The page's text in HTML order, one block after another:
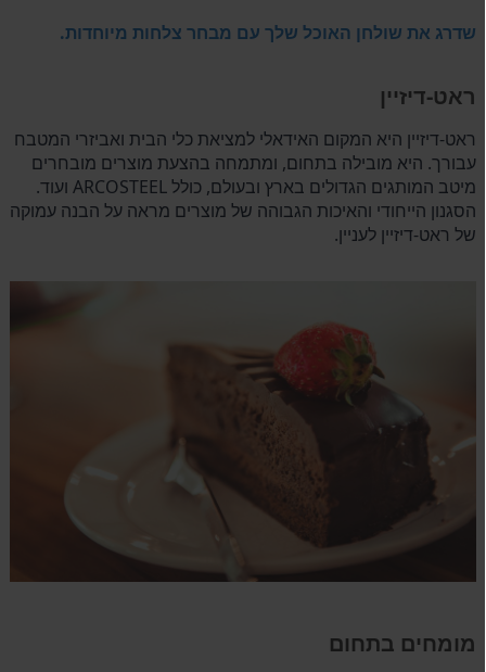
שדרג את שולחן האוכל שלך עם מבחר צלחות מיוחדות.
ראט-דיזיין
ראט-דיזיין היא המקום האידאלי למציאת כלי הבית ואביזרי המטבח
עבורך. היא מובילה בתחום, ומתמחה בהצעת מוצרים מובחרים
מיטב המותגים הגדולים בארץ ובעולם, כולל ARCOSTEEL ועוד.
הסגנון הייחודי והאיכות הגבוהה של מוצרים מראה על הבנה עמוקה
של ראט-דיזיין לעניין.
מומחים בתחום